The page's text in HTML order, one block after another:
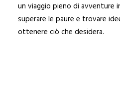
un viaggio pieno di avventure
superare le paure e trovare
ottenere ciò che desidera.